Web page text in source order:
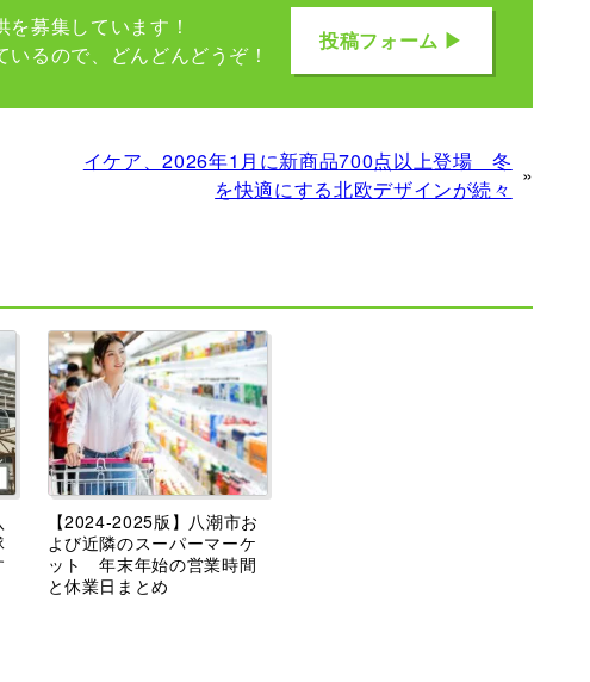
募集しています！
るので、どんどんどうぞ！
投稿フォーム ▶
イケア、2026年1月に新商品700点以上登場 冬
を快適にする北欧デザインが続々
»
【2024-2025版】八潮市お
よび近隣のスーパーマーケ
ット 年末年始の営業時間
と休業日まとめ